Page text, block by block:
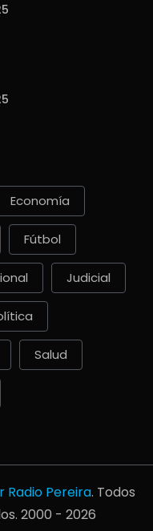
Economía
Fútbol
Judicial
Salud
Radio Pereira. Todos
2000 - 2026